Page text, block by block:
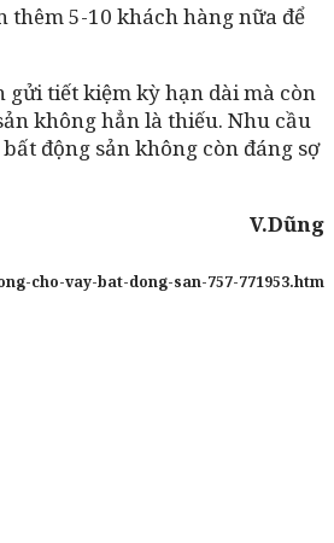
5-10 khách hàng nữa để
gửi tiết kiệm kỳ hạn dài mà còn
không hẳn là thiếu. Nhu cầu
động sản không còn đáng sợ
V.Dũng
cho-vay-bat-dong-san-757-771953.htm